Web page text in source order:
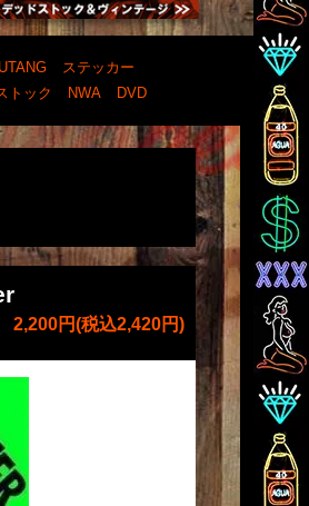
ステッカー
トック NWA DVD
2,200円(税込2,420円)